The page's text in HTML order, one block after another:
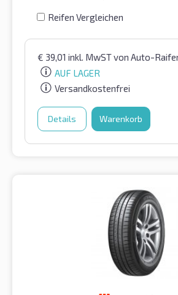
Reifen Vergleichen
€ 39,01 inkl. MwSTvon Auto-
AUF LAGER
Versandkostenfrei
Details Warenkorb